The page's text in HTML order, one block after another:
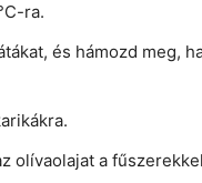
ra.
és hámozd meg,
olívaolajat a